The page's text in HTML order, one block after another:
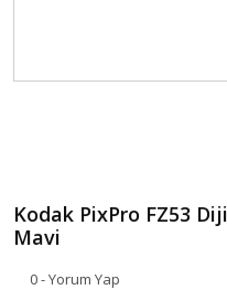
Kodak PixPro FZ53
Mavi
0 - Yorum Yap